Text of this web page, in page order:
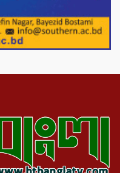
সেবায় বীর মুক্তিযোদ্ধা দবির